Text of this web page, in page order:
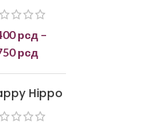
рсд –
рсд
Hippo